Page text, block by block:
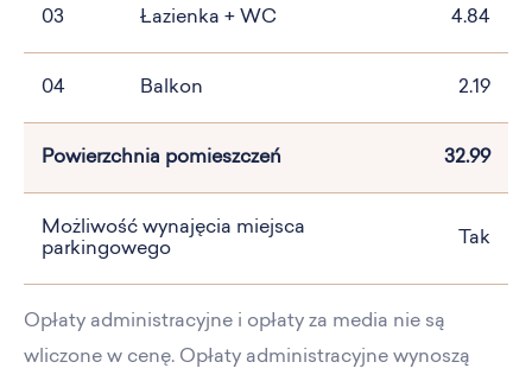
03 Łazienka + WC 4.84
04 Balkon 2.19
Powierzchnia pomieszczeń 32.99
Możliwość wynajęcia miejsca
parkingowego
Tak
Opłaty administracyjne i opłaty za media nie są
wliczone w cenę. Opłaty administracyjne wynoszą